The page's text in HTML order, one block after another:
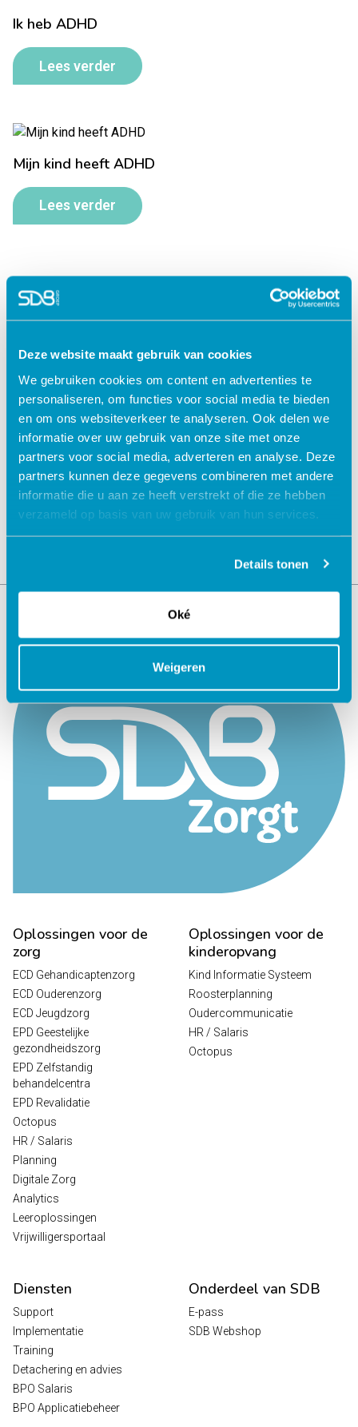
Deze website maakt gebruik van cookies
We gebruiken cookies om content en advertenties te
personaliseren, om functies voor social media te bieden
en om ons websiteverkeer te analyseren. Ook delen we
informatie over uw gebruik van onze site met onze
partners voor social media, adverteren en analyse. Deze
partners kunnen deze gegevens combineren met andere
informatie die u aan ze heeft verstrekt of die ze hebben
verzameld op basis van uw gebruik van hun services.
Details tonen
Oké
Weigeren
Ik heb ADHD
Lees verder
Mijn kind heeft ADHD
Lees verder
Jouw data veilig in de cloud
Oplossingen voor de
zorg
ECD Gehandicaptenzorg
ECD Ouderenzorg
ECD Jeugdzorg
EPD Geestelijke
gezondheidszorg
EPD Zelfstandig
behandelcentra
EPD Revalidatie
Octopus
HR / Salaris
Planning
Digitale Zorg
Analytics
Leeroplossingen
Vrijwilligersportaal
Oplossingen voor de
kinderopvang
Kind Informatie Systeem
Roosterplanning
Oudercommunicatie
HR / Salaris
Octopus
Diensten
Support
Implementatie
Training
Detachering en advies
BPO Salaris
BPO Applicatiebeheer
Onderdeel van SDB
E-pass
SDB Webshop